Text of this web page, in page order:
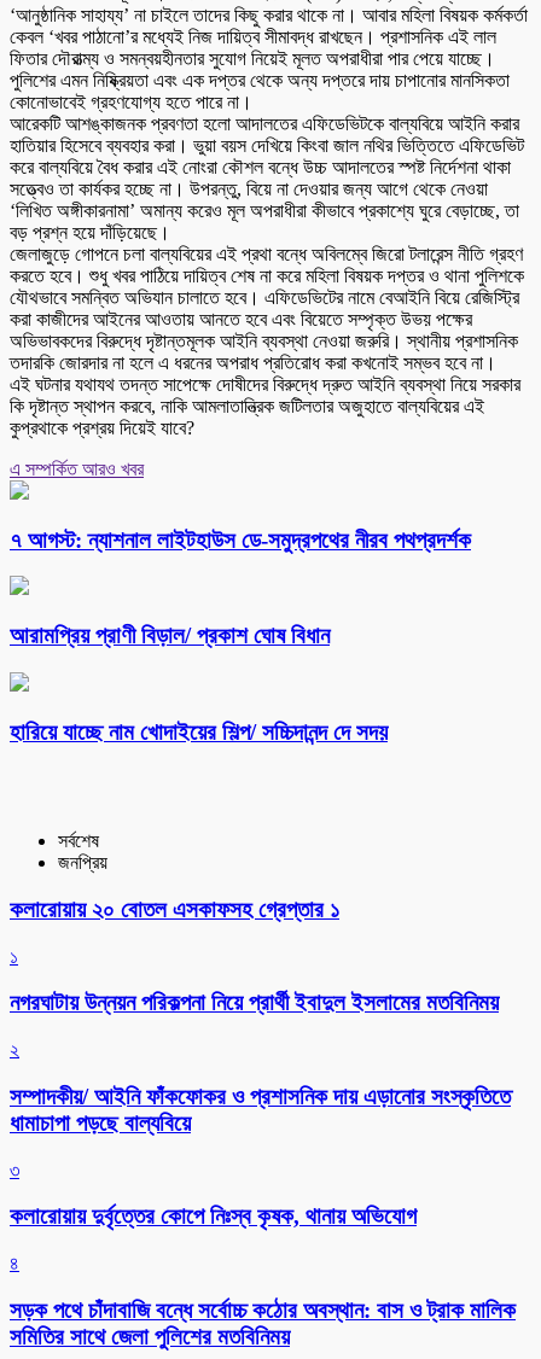
‘আনুষ্ঠানিক সাহায্য’ না চাইলে তাদের কিছু করার থাকে না। আবার মহিলা বিষয়ক কর্মকর্তা
কেবল ‘খবর পাঠানো’র মধ্যেই নিজ দায়িত্ব সীমাবদ্ধ রাখছেন। প্রশাসনিক এই লাল
ফিতার দৌরাত্ম্য ও সমন্বয়হীনতার সুযোগ নিয়েই মূলত অপরাধীরা পার পেয়ে যাচ্ছে।
পুলিশের এমন নিষ্ক্রিয়তা এবং এক দপ্তর থেকে অন্য দপ্তরে দায় চাপানোর মানসিকতা
কোনোভাবেই গ্রহণযোগ্য হতে পারে না।
আরেকটি আশঙ্কাজনক প্রবণতা হলো আদালতের এফিডেভিটকে বাল্যবিয়ে আইনি করার
হাতিয়ার হিসেবে ব্যবহার করা। ভুয়া বয়স দেখিয়ে কিংবা জাল নথির ভিত্তিতে এফিডেভিট
করে বাল্যবিয়ে বৈধ করার এই নোংরা কৌশল বন্ধে উচ্চ আদালতের স্পষ্ট নির্দেশনা থাকা
সত্ত্বেও তা কার্যকর হচ্ছে না। উপরন্তু, বিয়ে না দেওয়ার জন্য আগে থেকে নেওয়া
‘লিখিত অঙ্গীকারনামা’ অমান্য করেও মূল অপরাধীরা কীভাবে প্রকাশ্যে ঘুরে বেড়াচ্ছে, তা
বড় প্রশ্ন হয়ে দাঁড়িয়েছে।
জেলাজুড়ে গোপনে চলা বাল্যবিয়ের এই প্রথা বন্ধে অবিলম্বে জিরো টলারেন্স নীতি গ্রহণ
করতে হবে। শুধু খবর পাঠিয়ে দায়িত্ব শেষ না করে মহিলা বিষয়ক দপ্তর ও থানা পুলিশকে
যৌথভাবে সমন্বিত অভিযান চালাতে হবে। এফিডেভিটের নামে বেআইনি বিয়ে রেজিস্ট্রি
করা কাজীদের আইনের আওতায় আনতে হবে এবং বিয়েতে সম্পৃক্ত উভয় পক্ষের
অভিভাবকদের বিরুদ্ধে দৃষ্টান্তমূলক আইনি ব্যবস্থা নেওয়া জরুরি। স্থানীয় প্রশাসনিক
তদারকি জোরদার না হলে এ ধরনের অপরাধ প্রতিরোধ করা কখনোই সম্ভব হবে না।
এই ঘটনার যথাযথ তদন্ত সাপেক্ষে দোষীদের বিরুদ্ধে দ্রুত আইনি ব্যবস্থা নিয়ে সরকার
কি দৃষ্টান্ত স্থাপন করবে, নাকি আমলাতান্ত্রিক জটিলতার অজুহাতে বাল্যবিয়ের এই
কুপ্রথাকে প্রশ্রয় দিয়েই যাবে?
এ সম্পর্কিত আরও খবর
৭ আগস্ট: ন্যাশনাল লাইটহাউস ডে-সমুদ্রপথের নীরব পথপ্রদর্শক
আরামপ্রিয় প্রাণী বিড়াল/ প্রকাশ ঘোষ বিধান
হারিয়ে যাচ্ছে নাম খোদাইয়ের শিল্প/ সচ্চিদানন্দ দে সদয়
সর্বশেষ
জনপ্রিয়
কলারোয়ায় ২০ বোতল এসকাফসহ গ্রেপ্তার ১
১
নগরঘাটায় উন্নয়ন পরিকল্পনা নিয়ে প্রার্থী ইবাদুল ইসলামের মতবিনিময়
২
সম্পাদকীয়/ আইনি ফাঁকফোকর ও প্রশাসনিক দায় এড়ানোর সংস্কৃতিতে
ধামাচাপা পড়ছে বাল্যবিয়ে
৩
কলারোয়ায় দুর্বৃত্তের কোপে নিঃস্ব কৃষক, থানায় অভিযোগ
৪
সড়ক পথে চাঁদাবাজি বন্ধে সর্বোচ্চ কঠোর অবস্থান: বাস ও ট্রাক মালিক
সমিতির সাথে জেলা পুলিশের মতবিনিময়